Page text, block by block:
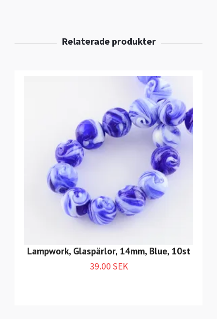
Lampwork, Glaspärlor, 14mm, Blue, 10st
39.00 SEK